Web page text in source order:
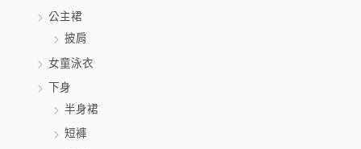
公主裙
披肩
女童泳衣
下身
半身裙
短褲